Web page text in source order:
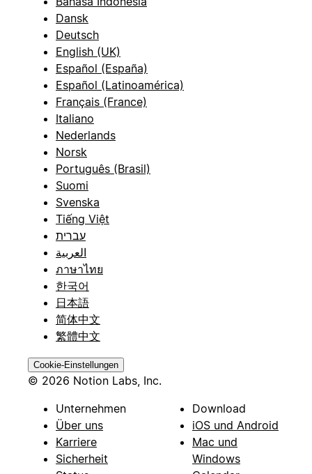
Dansk
Deutsch
English (UK)
Español (España)
Español (Latinoamérica)
Français (France)
Italiano
Nederlands
Norsk
Português (Brasil)
Suomi
Svenska
Tiếng Việt
עברית
العربية
ภาษาไทย
한국어
日本語
简体中文
繁體中文
Cookie-Einstellungen
© 2026 Notion Labs, Inc.
Unternehmen
Über uns
Karriere
Sicherheit
Download
iOS und Android
Mac und
Windows